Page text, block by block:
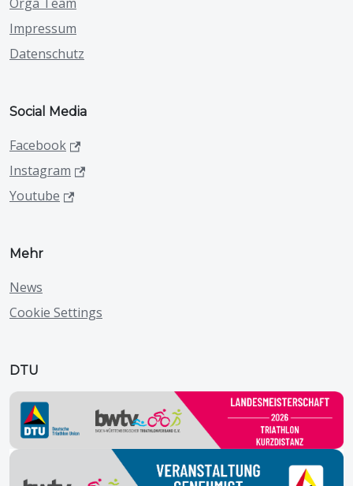
Impressum
Datenschutz
Social Media
Facebook
Instagram
Youtube
Mehr
News
Cookie Settings
DTU